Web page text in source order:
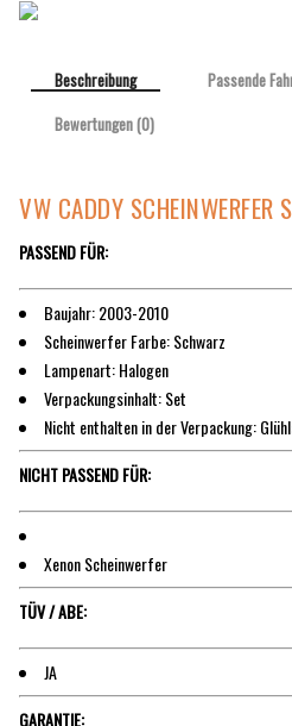
Beschreibung
Passende
Bewertungen (0)
VW CADDY SCHEINWERFER
PASSEND FÜR:
Baujahr: 2003-2010
Scheinwerfer Farbe: Schwarz
Lampenart: Halogen
Verpackungsinhalt: Set
Nicht enthalten in der Verpackung:
NICHT PASSEND FÜR:
Xenon Scheinwerfer
TÜV / ABE:
JA
GARANTIE: